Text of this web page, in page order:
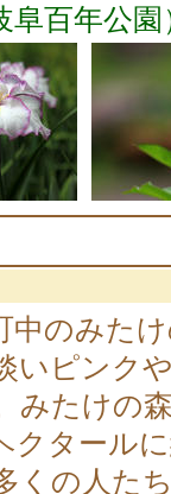
阜百年公園
中のみた
いピンク
みたけの
クタール
くの人た